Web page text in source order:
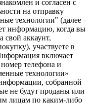
и согласен с
на отправку
технологии" (далее –
информацию, когда вы
свой аккаунт,
участвуете в
включает
телефона и
технологии»
собранной
не будут проданы или
лицам по каким-либо